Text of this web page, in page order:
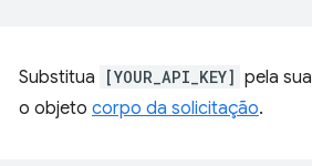
Substitua [YOUR_API_KEY] pela sua
o objeto corpo da solicitação.